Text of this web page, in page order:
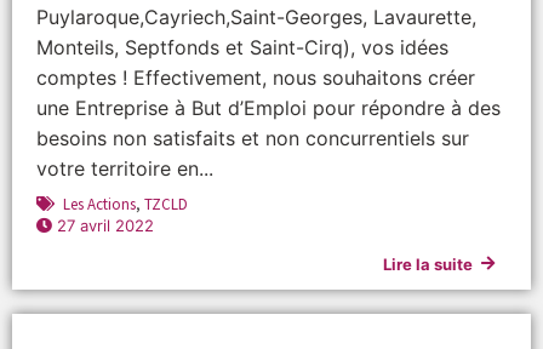
Puylaroque,Cayriech,Saint-Georges, Lavaurette,
Monteils, Septfonds et Saint-Cirq), vos idées
comptes ! Effectivement, nous souhaitons créer
une Entreprise à But d’Emploi pour répondre à des
besoins non satisfaits et non concurrentiels sur
votre territoire en...
Les Actions, TZCLD
27 avril 2022
Lire la suite